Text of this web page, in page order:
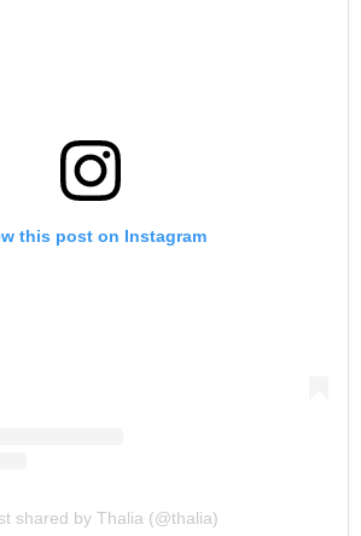
this post on Instagram
shared by Thalia (@thalia)